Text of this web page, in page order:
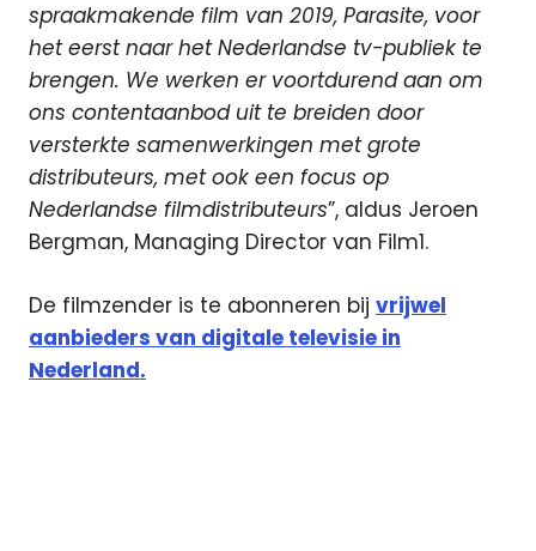
spraakmakende film van 2019, Parasite, voor
het eerst naar het Nederlandse tv-publiek te
brengen. We werken er voortdurend aan om
ons contentaanbod uit te breiden door
versterkte samenwerkingen met grote
distributeurs, met ook een focus op
Nederlandse filmdistributeurs”, aldus Jeroen
Bergman, Managing Director van Film1.
De filmzender is te abonneren bij vrijwel
aanbieders van digitale televisie in
Nederland.